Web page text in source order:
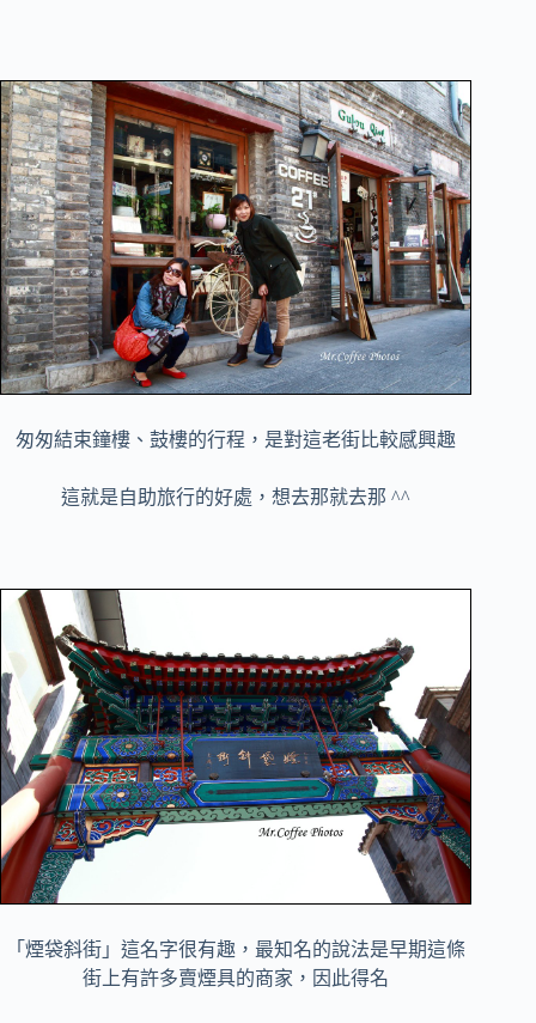
匆匆結束鐘樓、鼓樓的行程，是對這老街比較感興趣
這就是自助旅行的好處，想去那就去那 ^^
「煙袋斜街」這名字很有趣，最知名的說法是早期這條
街上有許多賣煙具的商家，因此得名